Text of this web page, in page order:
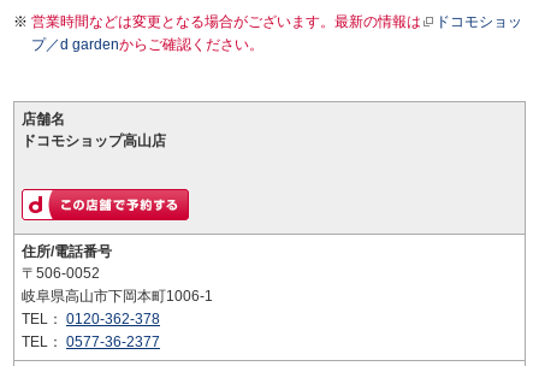
営業時間などは変更となる場合がございます。最新の情報は
ドコモショッ
プ／d gardenからご確認ください。
店舗名
ドコモショップ高山店
住所/電話番号
〒506-0052
岐阜県高山市下岡本町1006-1
TEL： 0120-362-378
TEL： 0577-36-2377